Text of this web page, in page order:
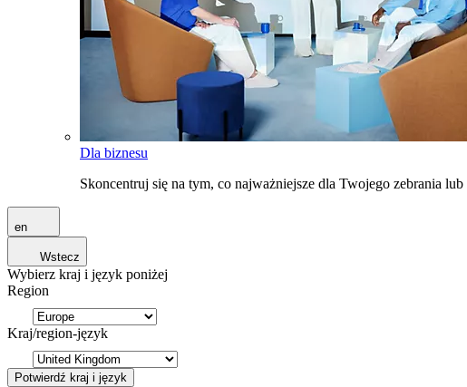
Dla biznesu
Skoncentruj się na tym, co najważniejsze dla Twojego zebrania
en
Wstecz
Wybierz kraj i język poniżej
Region
Kraj/region-język
Potwierdź kraj i język